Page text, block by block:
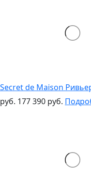
Secret de Maison
руб. 177 390 руб.